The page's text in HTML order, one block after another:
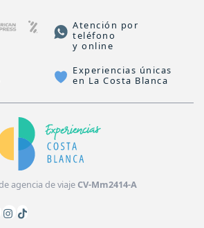
Atención por
teléfono
y online
Experiencias únicas
en La Costa Blanca
agencia de viajeCV-Mm2414-A